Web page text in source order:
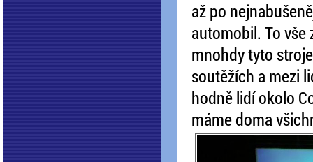
až po
automobil. To vše
mnohdy tyto
soutěžích a mezi
hodně lidí okolo
máme doma